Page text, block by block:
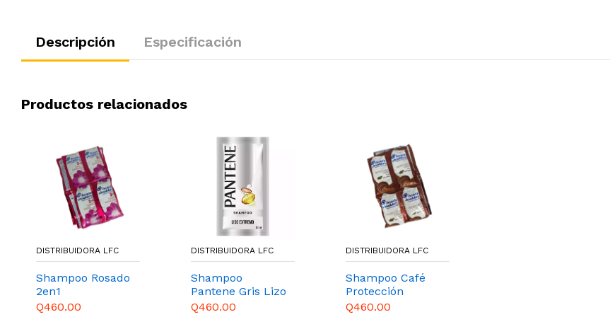
Descripción Especificación
Productos relacionados
DISTRIBUIDORA LFC
Shampoo Rosado
2en1
1Fx24PQx28U
Q460.00
DISTRIBUIDORA LFC
Shampoo
Pantene Gris Lizo
Extremo
Q460.00
DISTRIBUIDORA LFC
Shampoo Café
Protección
1x24x28
Q460.00